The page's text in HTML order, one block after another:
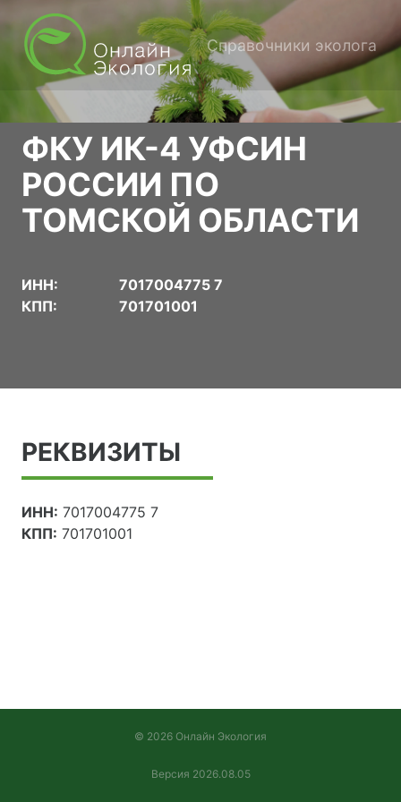
Справочники эколога
ФКУ ИК-4 УФСИН
РОССИИ ПО
ТОМСКОЙ ОБЛАСТИ
ИНН:
7017004775 7
КПП:
701701001
РЕКВИЗИТЫ
ИНН: 7017004775 7
КПП: 701701001
© 2026 Онлайн Экология
Версия 2026.08.05